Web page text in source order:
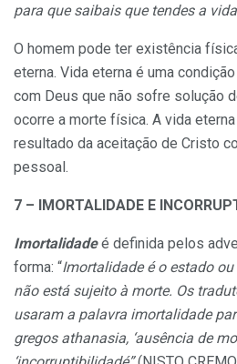
para que saibais que tendes a
O homem pode ter existência
eterna. Vida eterna é uma
com Deus que não sofre solução
ocorre a morte física. A vida
resultado da aceitação de Cristo
pessoal.
7 – IMORTALIDADE E
Imortalidadeé definida pelos
forma: “Imortalidade é o estado
não está sujeito à morte. Os
usaram a palavra imortalidade
gregos athanasia, ‘ausência de